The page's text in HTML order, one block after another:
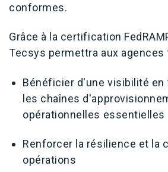
conformes.
Grâce à la certification
Tecsys permettra aux agences
Bénéficier d'une visibilité en
les chaînes
opérationnelles essentielles
Renforcer la résilience et la
opérations